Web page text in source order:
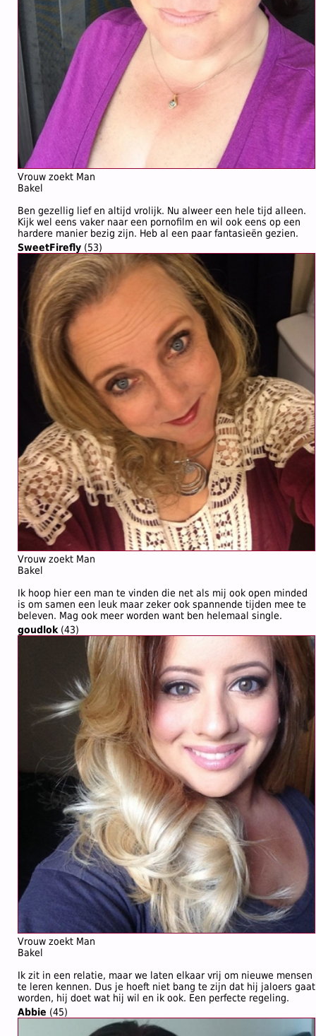
Vrouw zoekt Man
Bakel
Ben gezellig lief en altijd vrolijk. Nu alweer een hele tijd alleen.
Kijk wel eens vaker naar een pornofilm en wil ook eens op een
hardere manier bezig zijn. Heb al een paar fantasieën gezien.
SweetFirefly (53)
Vrouw zoekt Man
Bakel
Ik hoop hier een man te vinden die net als mij ook open minded
is om samen een leuk maar zeker ook spannende tijden mee te
beleven. Mag ook meer worden want ben helemaal single.
goudlok (43)
Vrouw zoekt Man
Bakel
Ik zit in een relatie, maar we laten elkaar vrij om nieuwe mensen
te leren kennen. Dus je hoeft niet bang te zijn dat hij jaloers gaat
worden, hij doet wat hij wil en ik ook. Een perfecte regeling.
Abbie (45)